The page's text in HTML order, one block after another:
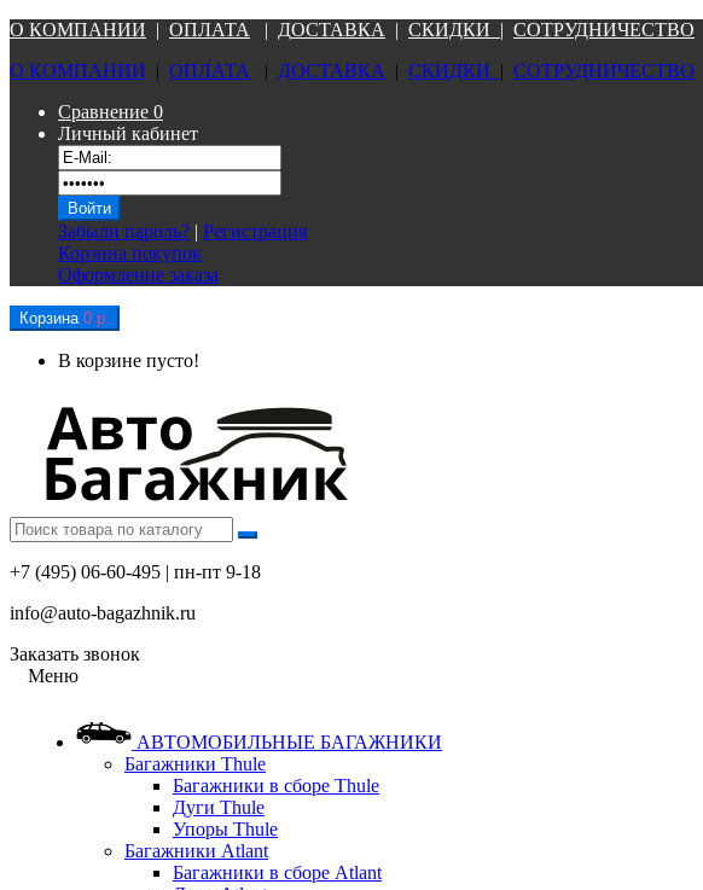
О КОМПАНИИ | ОПЛАТА | ДОСТАВКА | СКИДКИ | СОТРУДНИЧЕСТВО
О КОМПАНИИ | ОПЛАТА | ДОСТАВКА | СКИДКИ | СОТРУДНИЧЕСТВО
Сравнение 0
Личный кабинет
Забыли пароль? | Регистрация
Корзина покупок
Оформление заказа
Корзина 0 р.
В корзине пусто!
+7 (495) 06-60-495 | пн-пт 9-18
info@auto-bagazhnik.ru
Заказать звонок
Меню
АВТОМОБИЛЬНЫЕ БАГАЖНИКИ
Багажники Thule
Багажники в сборе Thule
Дуги Thule
Упоры Thule
Багажники Atlant
Багажники в сборе Atlant